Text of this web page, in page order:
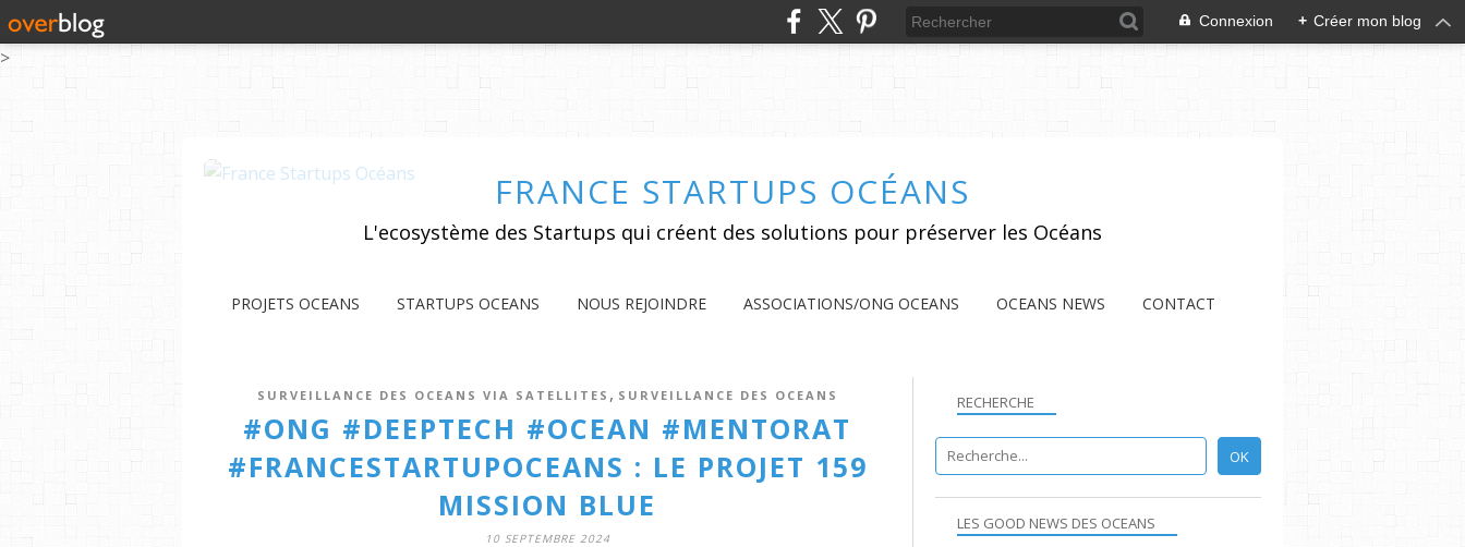
>
Connexion + Créer mon blog
FRANCE STARTUPS OCÉANS
L'ecosystème des Startups qui créent des solutions pour préserver les Océans
PROJETS OCEANS STARTUPS OCEANS NOUS REJOINDRE ASSOCIATIONS/ONG OCEANS OCEANS NEWS CONTACT
SURVEILLANCE DES OCEANS VIA SATELLITES , SURVEILLANCE DES OCEANS
#ONG #DEEPTECH #OCEAN #MENTORAT
#FRANCESTARTUPOCEANS : LE PROJET 159
MISSION BLUE
10 SEPTEMBRE 2024
RECHERCHE
LES GOOD NEWS DES OCEANS